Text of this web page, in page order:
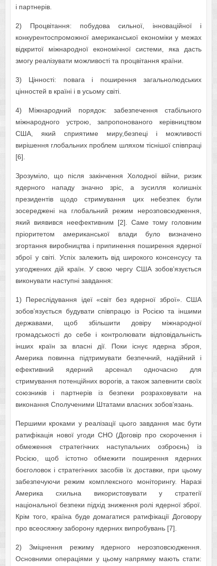
і партнерів.
2) Процвітання: побудова сильної, інноваційної і
конкурентоспроможної американської економіки у межах
відкритої міжнародної економічної системи, яка дасть
змогу реалізувати можливості та процвітання країни.
3) Цінності: повага і поширення загальнолюдських
цінностей в країні і в усьому світі.
4) Міжнародний порядок: забезпечення стабільного
міжнародного устрою, запропонованого керівництвом
США, який сприятиме миру,безпеці і можливості
вирішення глобальних проблем шляхом тіснішої співпраці
[6].
Зрозуміло, що після закінчення Холодної війни, ризик
ядерного нападу значно зріс, а зусилля колишніх
президентів щодо стримування цих небезпек були
зосереджені на глобальний режим нерозповсюдження,
який виявився неефективним [2]. Саме тому головним
пріоритетом американської влади було визначено
згортання виробництва і припинення поширення ядерної
зброї у світі. Успіх залежить від широкого консенсусу та
узгоджених дій країн. У свою чергу США зобов’язується
виконувати наступні завдання:
1) Переслідування ідеї «світ без ядерної зброї». США
зобов’язується будувати співпрацю із Росією та іншими
державами, щоб збільшити довіру міжнародної
громадськості до себе і контролювати відповідальність
інших країн за власні дії. Поки існує ядерна зброя,
Америка повинна підтримувати безпечний, надійний і
ефективний ядерний арсенал одночасно для
стримування потенційних ворогів, а також запевнити своїх
союзників і партнерів із безпеки розраховувати на
виконання Сполученими Штатами власних зобов’язань.
Першими кроками у реалізації цього завдання має бути
ратифікація нової угоди СНО (Договір про скорочення і
обмеження стратегічних наступальних озброєнь) із
Росією, щоб істотно обмежити поширення ядерних
боєголовок і стратегічних засобів їх доставки, при цьому
забезпечуючи режим комплексного моніторингу. Наразі
Америка схильна використовувати у стратегії
національної безпеки підхід зниження ролі ядерної зброї.
Крім того, країна буде домагатися ратифікації Договору
про всеосяжну заборону ядерних випробувань [7].
2) Зміцнення режиму ядерного нерозповсюдження.
Основними операціями у цьому напрямку мають стати: